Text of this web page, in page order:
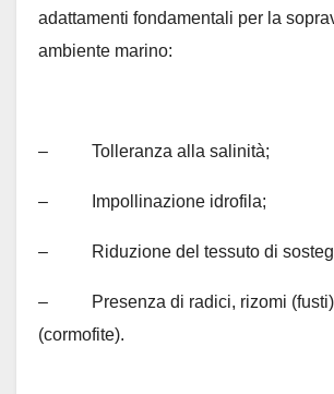
adattamenti fondamentali per la
ambiente marino:
– Tolleranza alla salinità;
– Impollinazione idrofila;
– Riduzione del tessuto di
– Presenza di radici, rizomi (fusti)
(cormofite).